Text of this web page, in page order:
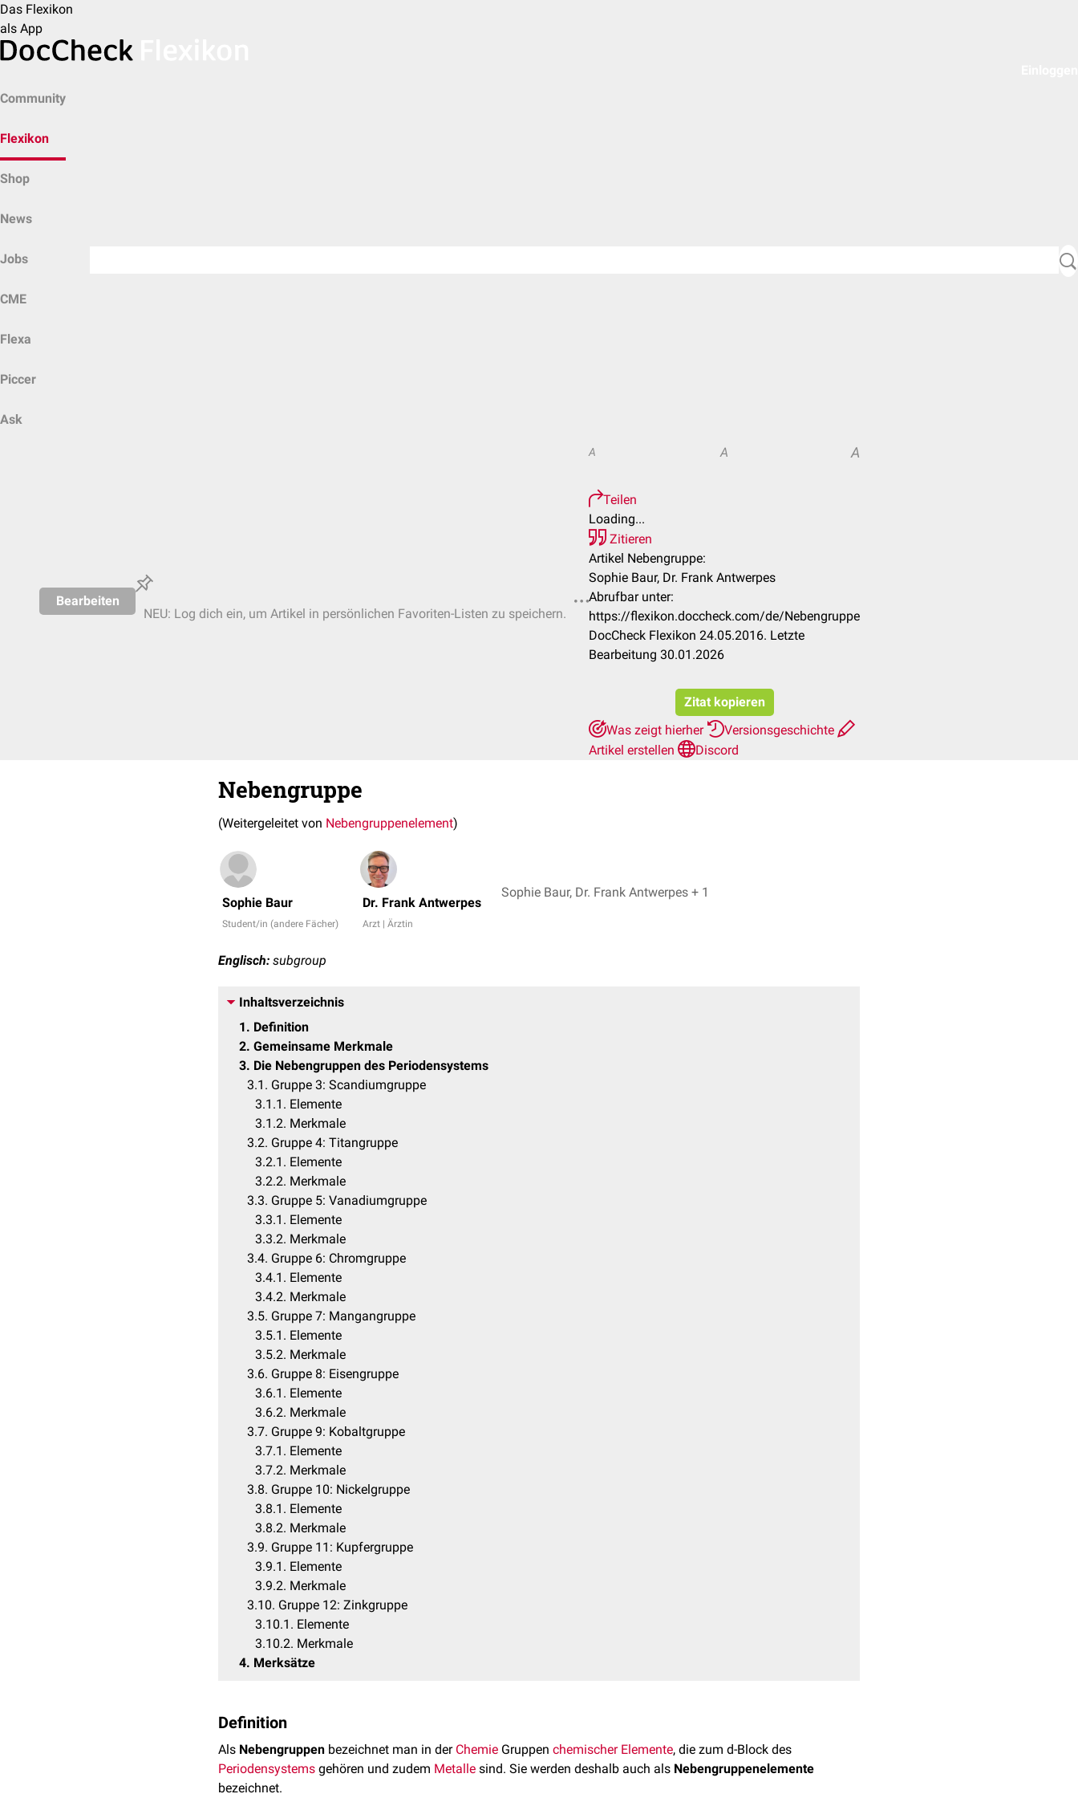
Das Flexikon
als App
Community
Flexikon
Shop
News
Jobs
CME
Flexa
Piccer
Ask
Bearbeiten
NEU: Log dich ein, um Artikel in persönlichen Favoriten-Listen zu speichern.
A A A
Teilen
Loading...
Zitieren
Artikel Nebengruppe:
Sophie Baur, Dr. Frank Antwerpes
Abrufbar unter:
https://flexikon.doccheck.com/de/Nebengruppe
DocCheck Flexikon 24.05.2016. Letzte
Bearbeitung 30.01.2026
Zitat kopieren
Was zeigt hierher
Versionsgeschichte
Artikel erstellen
Discord
Nebengruppe
(Weitergeleitet von Nebengruppenelement)
Sophie Baur
Student/in (andere Fächer)
Dr. Frank Antwerpes
Arzt | Ärztin
Sophie Baur, Dr. Frank Antwerpes + 1
Englisch: subgroup
Inhaltsverzeichnis
1
Definition
2 Gemeinsame Merkmale
3 Die Nebengruppen des Periodensystems
3.1
Gruppe 3: Scandiumgruppe
3.1.1
Elemente
3.1.2 Merkmale
3.2 Gruppe 4: Titangruppe
3.2.1
Elemente
3.2.2 Merkmale
3.3 Gruppe 5: Vanadiumgruppe
3.3.1
Elemente
3.3.2 Merkmale
3.4 Gruppe 6: Chromgruppe
3.4.1
Elemente
3.4.2 Merkmale
3.5 Gruppe 7: Mangangruppe
3.5.1
Elemente
3.5.2 Merkmale
3.6 Gruppe 8: Eisengruppe
3.6.1
Elemente
3.6.2 Merkmale
3.7 Gruppe 9: Kobaltgruppe
3.7.1
Elemente
3.7.2 Merkmale
3.8 Gruppe 10: Nickelgruppe
3.8.1
Elemente
3.8.2 Merkmale
3.9 Gruppe 11: Kupfergruppe
3.9.1
Elemente
3.9.2 Merkmale
3.10 Gruppe 12: Zinkgruppe
3.10.1
Elemente
3.10.2 Merkmale
4 Merksätze
Definition
Als Nebengruppen bezeichnet man in der Chemie Gruppen chemischer Elemente, die zum d-Block des
Periodensystems gehören und zudem Metalle sind. Sie werden deshalb auch als Nebengruppenelemente
bezeichnet.